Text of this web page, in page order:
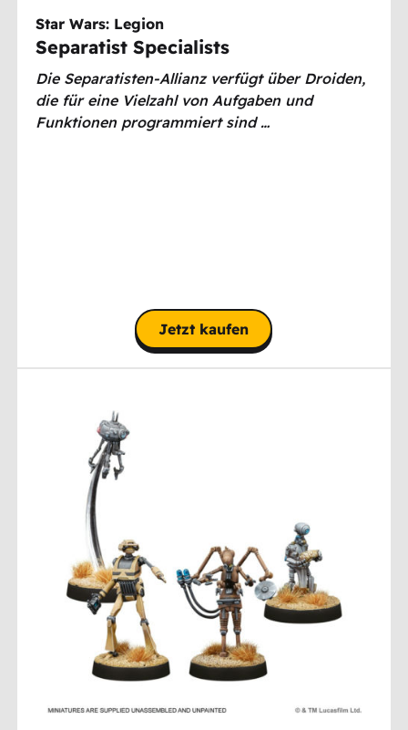
Star Wars: Legion
Separatist Specialists
Die Separatisten-Allianz verfügt über Droiden,
die für eine Vielzahl von Aufgaben und
Funktionen programmiert sind …
Jetzt kaufen